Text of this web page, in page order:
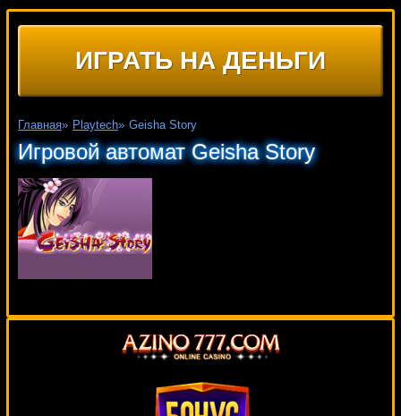
ИГРАТЬ НА ДЕНЬГИ
Главная» Playtech» Geisha Story
Игровой автомат Geisha Story